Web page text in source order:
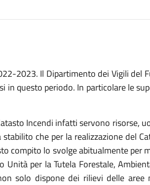
2023. Il Dipartimento dei Vigili del
in questo periodo. In particolare le
Incendi infatti servono risorse,
che per la realizzazione del
compito lo svolge abitualmente per
per la Tutela Forestale,
solo dispone dei rilievi delle aree